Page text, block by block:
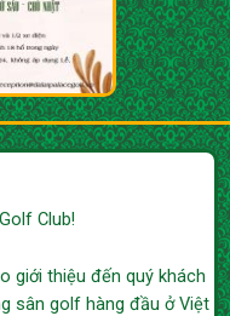
Club!
giới thiệu đến quý khách
sân golf hàng đầu ở Việt